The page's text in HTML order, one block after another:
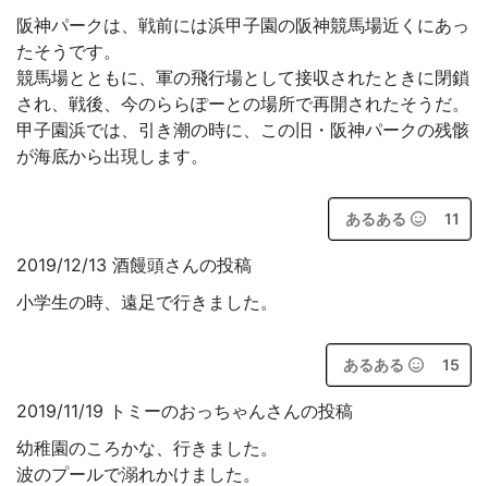
阪神パークは、戦前には浜甲子園の阪神競馬場近くにあっ
たそうです。
競馬場とともに、軍の飛行場として接収されたときに閉鎖
され、戦後、今のららぽーとの場所で再開されたそうだ。
甲子園浜では、引き潮の時に、この旧・阪神パークの残骸
が海底から出現します。
あるある 11
2019/12/13 酒饅頭さんの投稿
小学生の時、遠足で行きました。
あるある 15
2019/11/19 トミーのおっちゃんさんの投稿
幼稚園のころかな、行きました。
波のプールで溺れかけました。